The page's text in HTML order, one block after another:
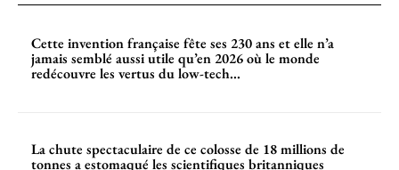
Cette invention française fête ses 230 ans et elle n’a
jamais semblé aussi utile qu’en 2026 où le monde
redécouvre les vertus du low-tech...
La chute spectaculaire de ce colosse de 18 millions de
tonnes a estomaqué les scientifiques britanniques